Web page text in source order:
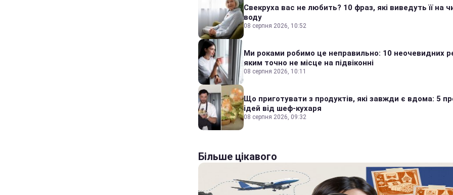
Свекруха вас не любить? 10 фраз, які виведуть її на
воду
08 серпня 2026, 10:52
Ми роками робимо це неправильно: 10 неочевидних
яким точно не місце на підвіконні
08 серпня 2026, 10:11
Що приготувати з продуктів, які завжди є вдома: 5
ідей від шеф-кухаря
08 серпня 2026, 09:32
Більше цікавого